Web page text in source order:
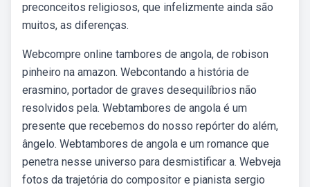
preconceitos religiosos, que infelizmente ainda são
muitos, as diferenças.
Webcompre online tambores de angola, de robison
pinheiro na amazon. Webcontando a história de
erasmino, portador de graves desequilíbrios não
resolvidos pela. Webtambores de angola é um
presente que recebemos do nosso repórter do além,
ângelo. Webtambores de angola e um romance que
penetra nesse universo para desmistificar a. Webveja
fotos da trajetória do compositor e pianista sergio